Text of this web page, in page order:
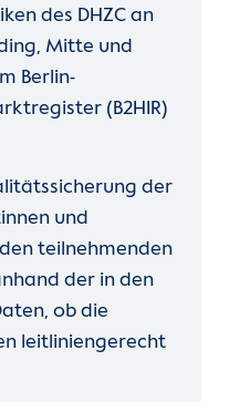
des DHZC an
Mitte und
Berlin-
(B2HIR)
der
und
teilnehmenden
der in den
ob die
leitliniengerecht